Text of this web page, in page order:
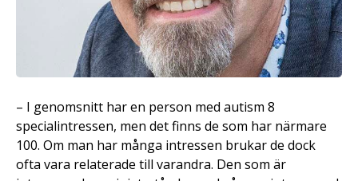
– I genomsnitt har en person med autism 8
specialintressen, men det finns de som har närmare
100. Om man har många intressen brukar de dock
ofta vara relaterade till varandra. Den som är